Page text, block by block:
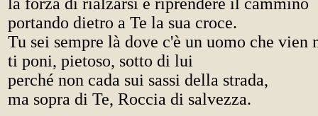
portando dietro a Te la sua croce.
Tu sei sempre là dove c'è un uomo che vien
ti poni, pietoso, sotto di lui
perché non cada sui sassi della strada,
ma sopra di Te, Roccia di salvezza.